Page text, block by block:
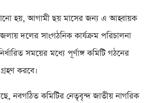
হয়, আগামী ছয় মাসের জন্য এ আহ্বায়ক
দলের সাংগঠনিক কার্যক্রম পরিচালনা
সময়ের মধ্যে পূর্ণাঙ্গ কমিটি গঠনের
করবে।
নবগঠিত কমিটির নেতৃবৃন্দ জাতীয় নাগরিক